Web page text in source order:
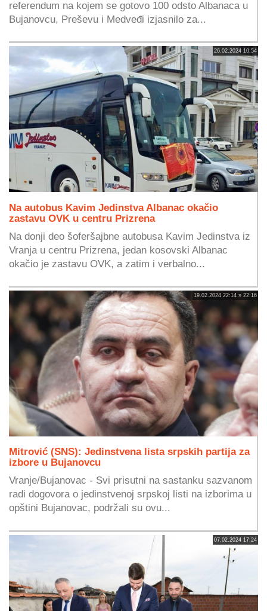
referendum na kojem se gotovo 100 odsto Albanaca u
Bujanovcu, Preševu i Medveđi izjasnilo za...
26.02.2024 10:54
Na autobus Kavim Jedinstva Albanac okačio
zastavu OVK u centru Prizrena
Na donji deo šoferšajbne autobusa Kavim Jedinstva iz
Vranja u centru Prizrena, jedan kosovski Albanac
okačio je zastavu OVK, a zatim i verbalno...
19.02.2024 22:14 » 22:16
Mitrović (SNS): Jedinstvena lista srpskih partija za
izbore u Bujanovcu
Vranje/Bujanovac - Svi prisutni na sastanku sazvanom
radi dogovora o jedinstvenoj srpskoj listi na izborima u
opštini Bujanovac, podržali su ovu...
07.02.2024 17:24